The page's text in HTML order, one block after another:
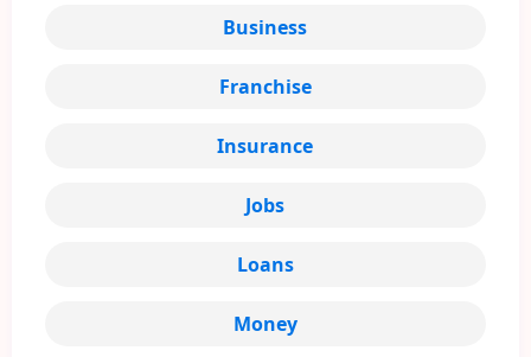
Business
Franchise
Insurance
Jobs
Loans
Money